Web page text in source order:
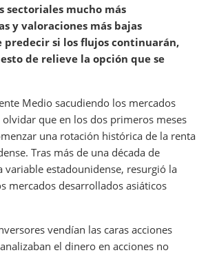
sectoriales mucho más
y valoraciones más bajas
predecir si los flujos continuarán,
de relieve la opción que se
Medio sacudiendo los mercados
que en los dos primeros meses
una rotación histórica de la renta
Tras más de una década de
variable estadounidense, resurgió la
mercados desarrollados asiáticos
vendían las caras acciones
el dinero en acciones no